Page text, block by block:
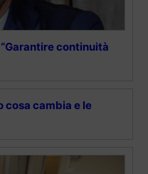
continuità
cosa cambia e le